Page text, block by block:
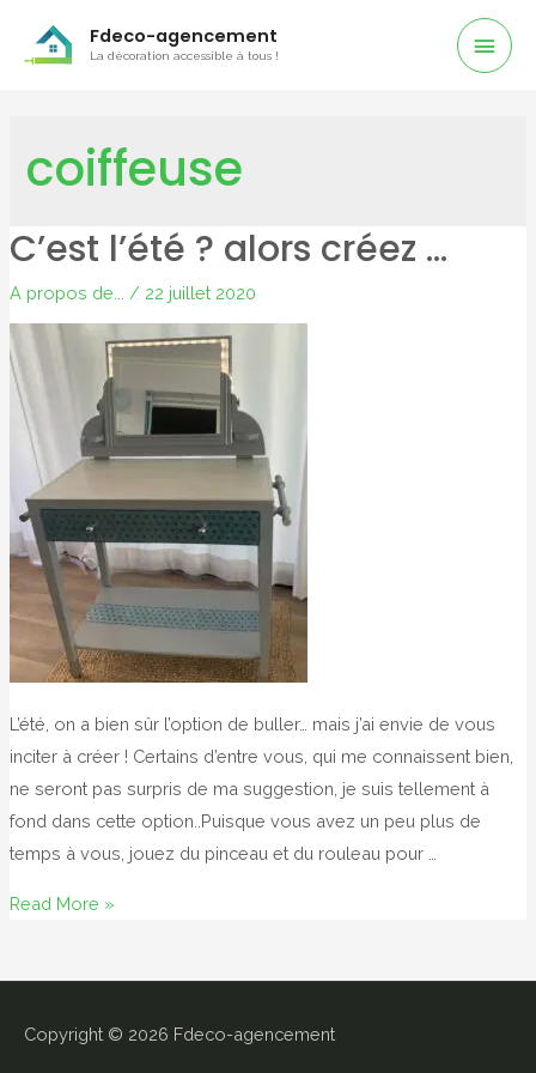
Fdeco-agencement
La décoration accessible à tous !
coiffeuse
C’est l’été ? alors créez …
A propos de... / 22 juillet 2020
L’été, on a bien sûr l’option de buller… mais j’ai envie de vous
inciter à créer ! Certains d’entre vous, qui me connaissent bien,
ne seront pas surpris de ma suggestion, je suis tellement à
fond dans cette option..Puisque vous avez un peu plus de
temps à vous, jouez du pinceau et du rouleau pour …
C’est
créez
Read More »
Copyright © 2026 Fdeco-agencement